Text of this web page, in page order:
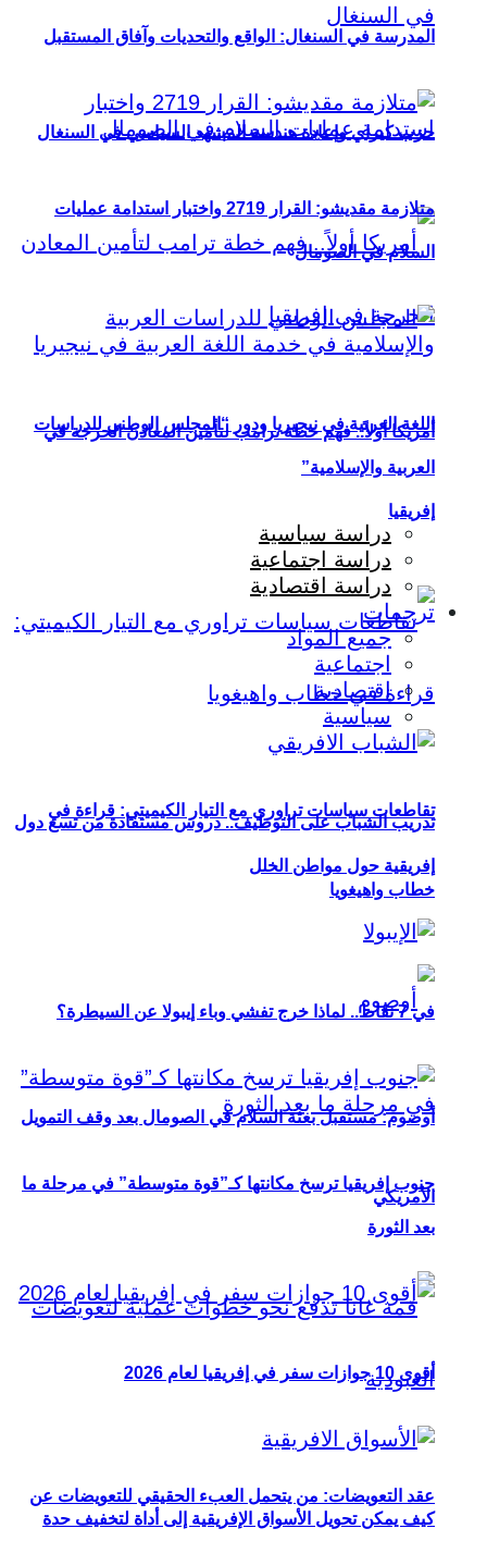
حزب كيراي وإعادة هندسة المشهد السياسي في السنغال
أمريكا أولاً.. فهم خطة ترامب لتأمين المعادن الحرجة في
إفريقيا
تقاطعات سياسات تراوري مع التيار الكيميتي: قراءة في
خطاب واهيغويا
أوصوم: مستقبل بعثة السلام في الصومال بعد وقف التمويل
الأمريكي
عقد التعويضات: من يتحمل العبء الحقيقي للتعويضات عن
المدرسة في السنغال: الواقع والتحديات وآفاق المستقبل
متلازمة مقديشو: القرار 2719 واختبار استدامة عمليات
السلام في الصومال
اللغة العربية في نيجيريا ودور “المجلس الوطني للدراسات
العربية والإسلامية”
دراسة سياسية
دراسة اجتماعية
دراسة اقتصادية
ترجمات
جميع المواد
اجتماعية
اقتصادية
سياسية
تدريب الشباب على التوظيف.. دروس مستفادة من تسع دول
إفريقية حول مواطن الخلل
في 7 نقاط.. لماذا خرج تفشي وباء إيبولا عن السيطرة؟
جنوب إفريقيا ترسخ مكانتها كـ”قوة متوسطة” في مرحلة ما
بعد الثورة
أقوى 10 جوازات سفر في إفريقيا لعام 2026
كيف يمكن تحويل الأسواق الإفريقية إلى أداة لتخفيف حدة